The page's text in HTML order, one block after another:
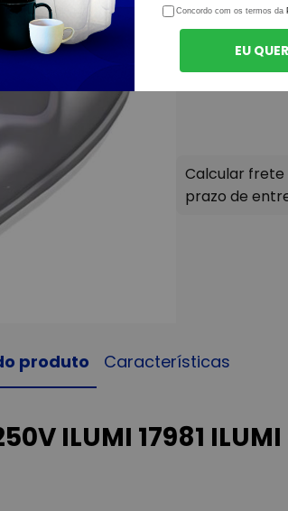
produto Características
ILUMI 17981
Concordo com os termos da
EU